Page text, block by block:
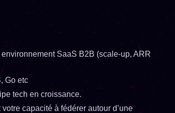
SaaS B2B (scale-up, ARR
Go etc
tech en croissance.
capacité à fédérer autour d’une